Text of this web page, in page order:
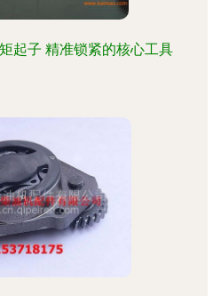
起子 精准锁紧的核心工具